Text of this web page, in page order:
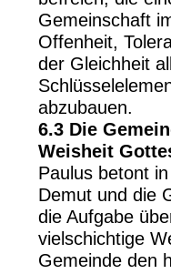
Gemeinschaft
Offenheit,
der Gleichheit
abzubauen.
6.3 Die
Weisheit
Paulus betont
Demut und die
die Aufgabe
vielschichtige
Gemeinde den